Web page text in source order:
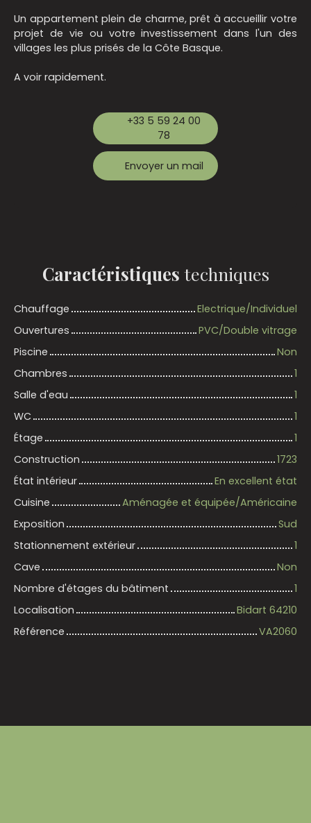
Un appartement plein de charme, prêt à accueillir votre
projet de vie ou votre investissement dans l'un des
villages les plus prisés de la Côte Basque.
A voir rapidement.
+33 5 59 24 00
78
Envoyer un mail
Caractéristiques techniques
Chauffage
Electrique/Individuel
Ouvertures
PVC/Double vitrage
Piscine
Non
Chambres
1
Salle d'eau
1
WC
1
Étage
1
Construction
1723
État intérieur
En excellent état
Cuisine
Aménagée et équipée/Américaine
Exposition
Sud
Stationnement extérieur
1
Cave
Non
Nombre d'étages du bâtiment
1
Localisation
Bidart 64210
Référence
VA2060